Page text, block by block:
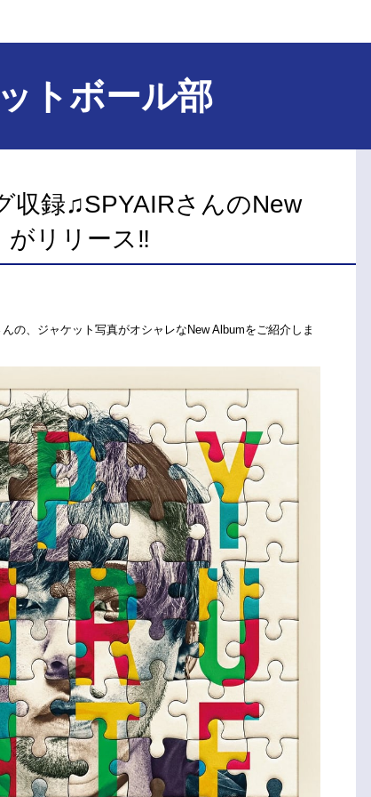
トボール部
収録♫SPYAIRさんのNew
がリリース‼︎
の、ジャケット写真がオシャレなNew Albumをご紹介しま